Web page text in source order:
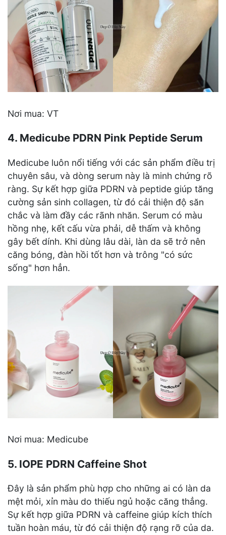
Nơi mua: VT
4. Medicube PDRN Pink Peptide Serum
Medicube luôn nổi tiếng với các sản phẩm điều trị
chuyên sâu, và dòng serum này là minh chứng rõ
ràng. Sự kết hợp giữa PDRN và peptide giúp tăng
cường sản sinh collagen, từ đó cải thiện độ săn
chắc và làm đầy các rãnh nhăn. Serum có màu
hồng nhẹ, kết cấu vừa phải, dễ thấm và không
gây bết dính. Khi dùng lâu dài, làn da sẽ trở nên
căng bóng, đàn hồi tốt hơn và trông "có sức
sống" hơn hẳn.
Nơi mua: Medicube
5. IOPE PDRN Caffeine Shot
Đây là sản phẩm phù hợp cho những ai có làn da
mệt mỏi, xỉn màu do thiếu ngủ hoặc căng thẳng.
Sự kết hợp giữa PDRN và caffeine giúp kích thích
tuần hoàn máu, từ đó cải thiện độ rạng rỡ của da.